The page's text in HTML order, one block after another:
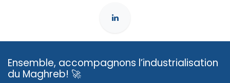
Ensemble, accompagnons l’industrialisation
du Maghreb! 🚀